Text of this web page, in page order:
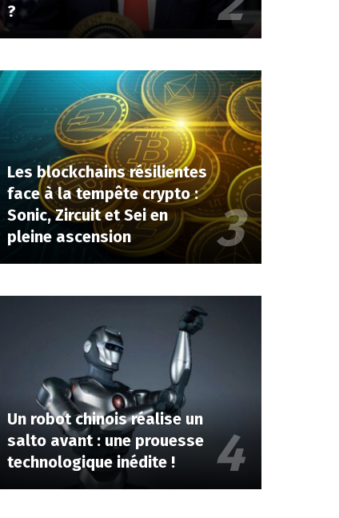
?
Les blockchains résilientes
face à la tempête crypto :
Sonic, Zircuit et Sei en
pleine ascension
Un robot chinois réalise un
salto avant : une prouesse
technologique inédite !